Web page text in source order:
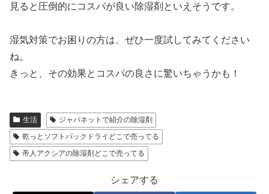
見ると圧倒的にコスパが良い除湿剤といえそうです。
湿気対策でお困りの方は、ぜひ一度試してみてください
ね。
きっと、その効果とコスパの良さに驚いちゃうかも！
生活
ジャパネットで紹介の除湿剤
乾っとソフトパックドライどこで売ってる
帝人アクシアの除湿剤どこで売ってる
シェアする